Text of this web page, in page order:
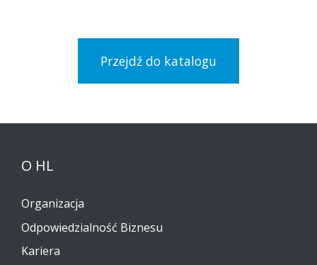
Przejdź do katalogu
O HL
Organizacja
Odpowiedzialność Biznesu
Kariera